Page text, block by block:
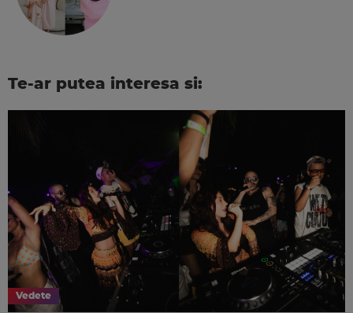
Te-ar putea interesa si:
Vedete